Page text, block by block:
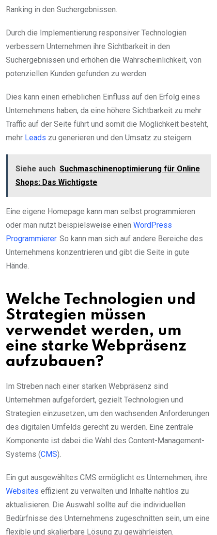
Ranking in den Suchergebnissen.
Durch die Implementierung responsiver Technologien
verbessern Unternehmen ihre Sichtbarkeit in den
Suchergebnissen und erhöhen die Wahrscheinlichkeit, von
potenziellen Kunden gefunden zu werden.
Dies kann einen erheblichen Einfluss auf den Erfolg eines
Unternehmens haben, da eine höhere Sichtbarkeit zu mehr
Traffic auf der Seite führt und somit die Möglichkeit besteht,
mehr Leads zu generieren und den Umsatz zu steigern.
Siehe auch Suchmaschinenoptimierung für Online
Shops: Das Wichtigste
Eine eigene Homepage kann man selbst programmieren
oder man nutzt beispielsweise einen WordPress
Programmierer. So kann man sich auf andere Bereiche des
Unternehmens konzentrieren und gibt die Seite in gute
Hände.
Welche Technologien und
Strategien müssen
verwendet werden, um
eine starke Webpräsenz
aufzubauen?
Im Streben nach einer starken Webpräsenz sind
Unternehmen aufgefordert, gezielt Technologien und
Strategien einzusetzen, um den wachsenden Anforderungen
des digitalen Umfelds gerecht zu werden. Eine zentrale
Komponente ist dabei die Wahl des Content-Management-
Systems (CMS).
Ein gut ausgewähltes CMS ermöglicht es Unternehmen, ihre
Websites effizient zu verwalten und Inhalte nahtlos zu
aktualisieren. Die Auswahl sollte auf die individuellen
Bedürfnisse des Unternehmens zugeschnitten sein, um eine
flexible und skalierbare Lösung zu gewährleisten.